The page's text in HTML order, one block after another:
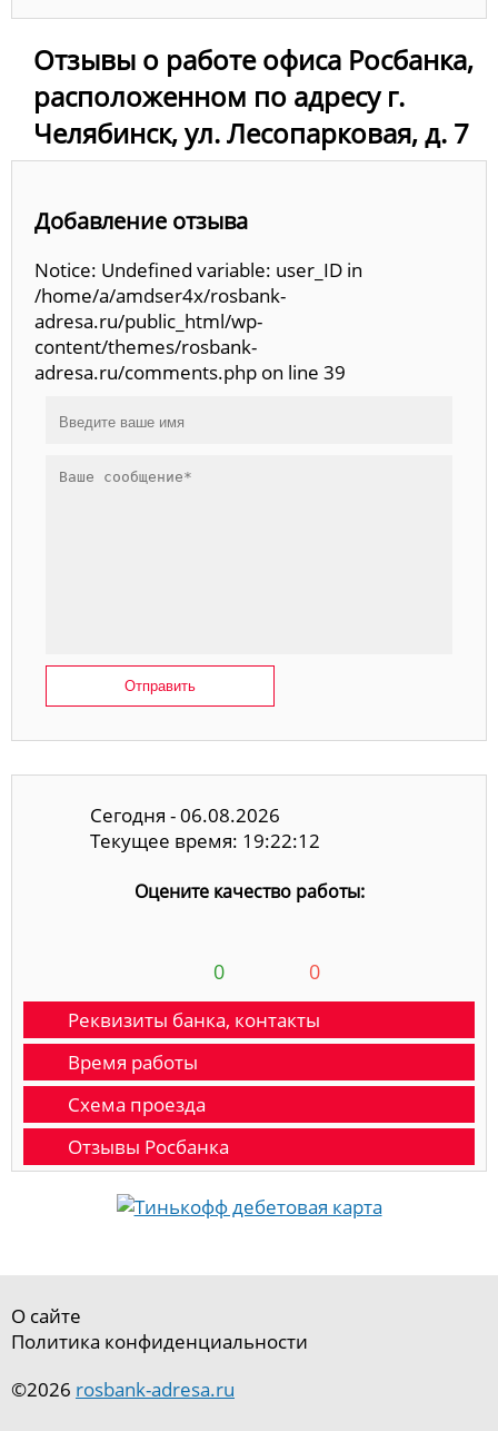
Отзывы о работе офиса Росбанка,
расположенном по адресу г.
Челябинск, ул. Лесопарковая, д. 7
Добавление отзыва
Notice: Undefined variable: user_ID in
/home/a/amdser4x/rosbank-
adresa.ru/public_html/wp-
content/themes/rosbank-
adresa.ru/comments.php on line 39
Отправить
Сегодня - 06.08.2026
Текущее время: 19:22:12
Оцените качество работы:
0 0
Реквизиты банка, контакты
Время работы
Схема проезда
Отзывы Росбанка
О сайте
Политика конфиденциальности
©2026 rosbank-adresa.ru